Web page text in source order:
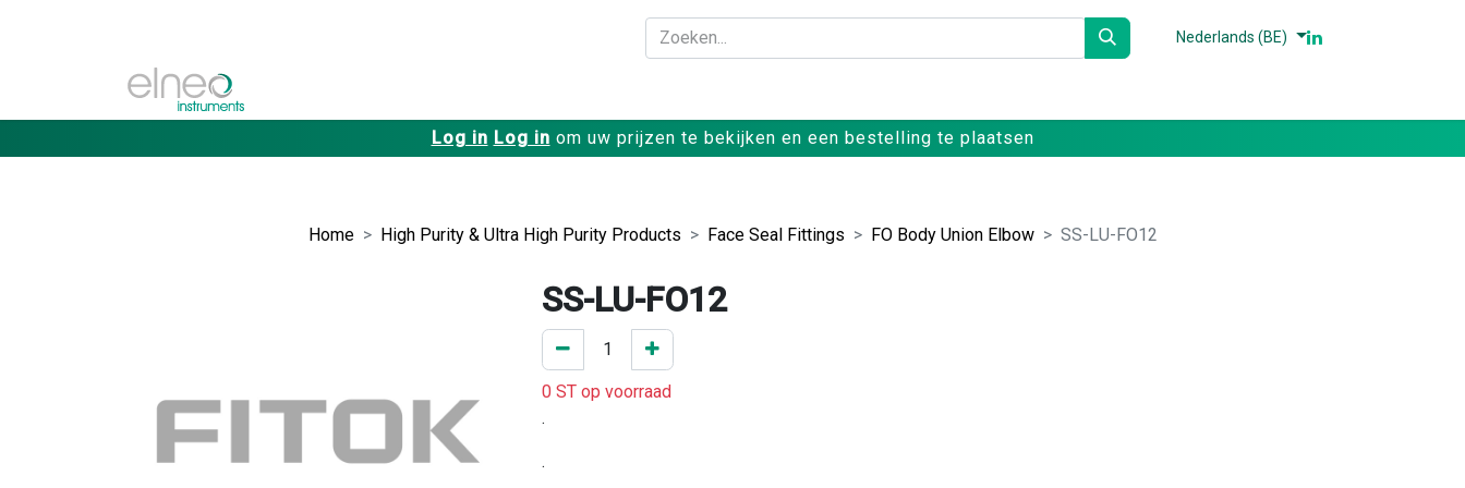
Nederlands (BE)
Log in Log in om uw prijzen te bekijken en een bestelling te plaatsen
Home High Purity & Ultra High Purity Products Face Seal Fittings FO Body Union Elbow SS-LU-FO12
SS-LU-FO12
0 ST op voorraad
.
.